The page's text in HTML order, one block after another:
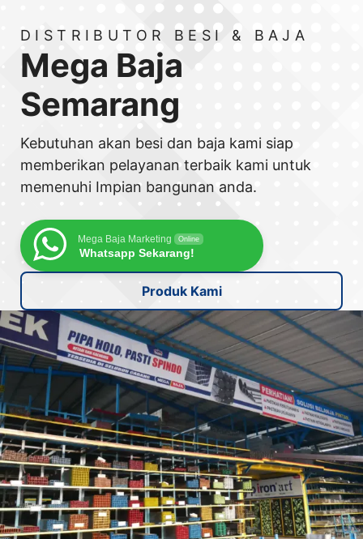
DISTRIBUTOR BESI & BAJA
Mega Baja
Semarang
Kebutuhan akan besi dan baja kami siap
memberikan pelayanan terbaik kami untuk
memenuhi Impian bangunan anda.
Mega Baja Marketing Online
Whatsapp Sekarang!
Produk Kami